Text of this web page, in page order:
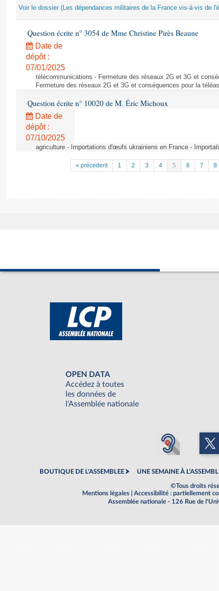
Voir le dossier (Les dépendances militaires de la France vis-à-vis de
Question écrite n° 3054 de Mme Christine Pirès Beaune
Date de
dépôt :
07/01/2025
télécommunications - Fermeture des réseaux 2G et 3G et
Fermeture des réseaux 2G et 3G et conséquences pour la
Question écrite n° 10020 de M. Éric Michoux
Date de
dépôt :
07/10/2025
agriculture - Importations d'œufs ukrainiens en France -
« précedent 1 2 3 4 5 6 7 8
OPEN DATA
Accédez à toutes
les données de
l'Assemblée nationale
BOUTIQUE DE L'ASSEMBLEE UNE SEMAINE À
©Tous droits
Mentions légales
Accessibilité : partiellement
Assemblée nationale - 126 Rue de